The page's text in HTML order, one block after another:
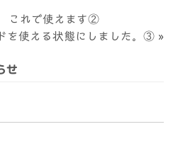
これで使えます②
を使える状態にしました。③ »
せ